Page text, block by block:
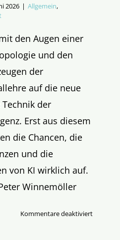
2026 | Allgemein,
den Augen einer
und den
der
auf die neue
der
Erst aus diesem
die Chancen, die
und die
von KI wirklich auf.
Winnemöller
Kommentare deaktiviertfür